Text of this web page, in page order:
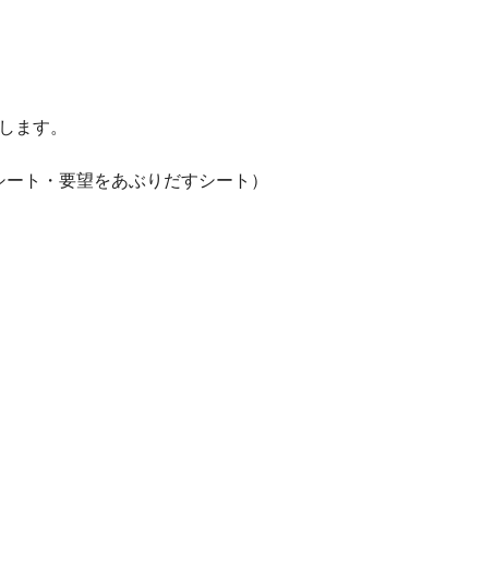
ます。
ト・要望をあぶりだすシート）